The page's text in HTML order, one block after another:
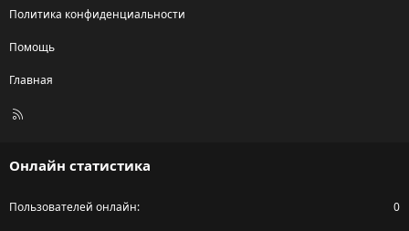
Политика конфиденциальности
Помощь
Главная
R
Онлайн статистика
Пользователей онлайн 0